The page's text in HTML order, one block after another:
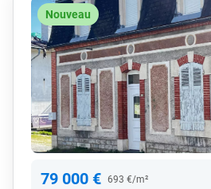
Nouveau
79 000 € 693 €/m²